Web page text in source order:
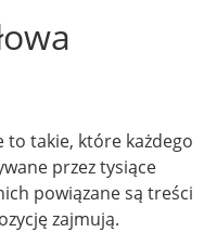
to takie, które każdego
przez tysiące
powiązane są treści
zajmują.